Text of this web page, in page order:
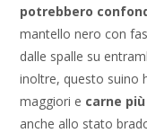
potrebbero
mantello nero con
dalle spalle su
inoltre, questo suino
maggiori e carne
anche allo stato